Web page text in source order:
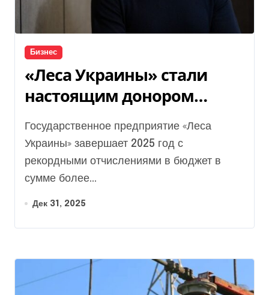
Бизнес
«Леса Украины» стали
настоящим донором
госбюджета – Юрий
Болоховец
Государственное предприятие «Леса
Украины» завершает 2025 год с
рекордными отчислениями в бюджет в
сумме более...
Дек 31, 2025